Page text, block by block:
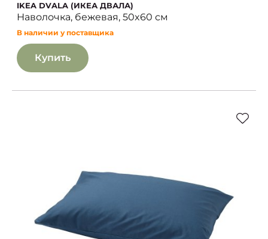
IKEA DVALA (ИКЕА ДВАЛА)
Наволочка, бежевая, 50x60 см
В наличии у поставщика
Купить